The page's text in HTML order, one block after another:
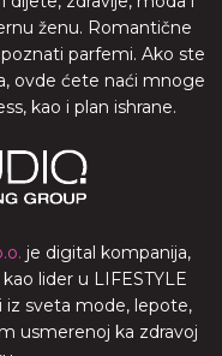
ženu. Romantične
parfemi. Ako ste
ovde ćete naći mnoge
kao i plan ishrane.
je digital kompanija,
lider u LIFESTYLE
sveta mode, lepote,
usmerenoj ka zdravoj